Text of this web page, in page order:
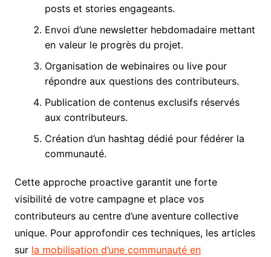
posts et stories engageants.
Envoi d’une newsletter hebdomadaire mettant
en valeur le progrès du projet.
Organisation de webinaires ou live pour
répondre aux questions des contributeurs.
Publication de contenus exclusifs réservés
aux contributeurs.
Création d’un hashtag dédié pour fédérer la
communauté.
Cette approche proactive garantit une forte
visibilité de votre campagne et place vos
contributeurs au centre d’une aventure collective
unique. Pour approfondir ces techniques, les articles
sur la mobilisation d’une communauté en